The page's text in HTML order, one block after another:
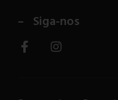
Siga-nos